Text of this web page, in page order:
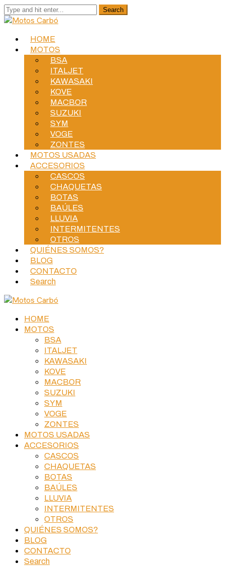
HOME
MOTOS
BSA
ITALJET
KAWASAKI
KOVE
MACBOR
SUZUKI
SYM
VOGE
ZONTES
MOTOS USADAS
ACCESORIOS
CASCOS
CHAQUETAS
BOTAS
BAÚLES
LLUVIA
INTERMITENTES
OTROS
QUIÉNES SOMOS?
BLOG
CONTACTO
Search
HOME
MOTOS
BSA
ITALJET
KAWASAKI
KOVE
MACBOR
SUZUKI
SYM
VOGE
ZONTES
MOTOS USADAS
ACCESORIOS
CASCOS
CHAQUETAS
BOTAS
BAÚLES
LLUVIA
INTERMITENTES
OTROS
QUIÉNES SOMOS?
BLOG
CONTACTO
Search